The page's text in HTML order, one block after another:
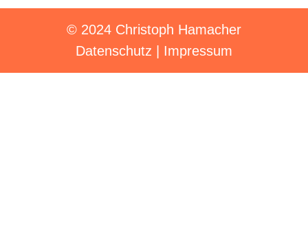
© 2024 Christoph Hamacher
Datenschutz
Impressum